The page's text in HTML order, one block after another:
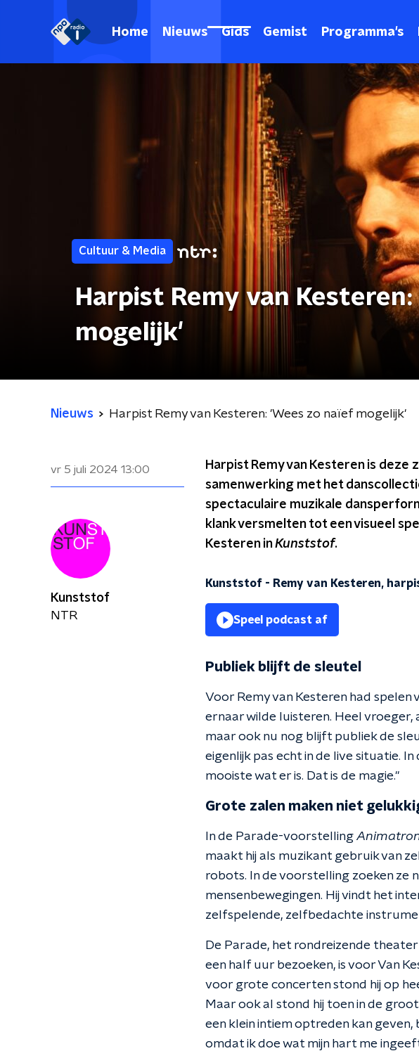
Home Nieuws Gids Gemist Programma's
Cultuur & Media
Harpist Remy van
mogelijk'
Nieuws Harpist Remy van Kesteren: 'Wees zo naïef mogelijk'
vr 5 juli 2024 13:00
Harpist Remy van Kesteren is
samenwerking met het
spectaculaire muzikale
klank versmelten tot een visueel
Kesteren inKunststof.
Kunststof - Remy van Kesteren,
Speel podcast af
Publiek blijft de sleutel
Voor Remy van Kesteren had spelen
ernaar wilde luisteren. Heel vroeger,
maar ook nu nog blijft publiek de
eigenlijk pas echt in de live situatie.
mooiste wat er is. Dat is de magie."
Grote zalen maken niet
In de Parade-voorstelling
maakt hij als muzikant gebruik van
robots. In de voorstelling zoeken ze
mensenbewegingen. Hij vindt het
zelfspelende, zelfbedachte
De Parade, het rondreizende
een half uur bezoeken, is voor Van
voor grote concerten stond hij op
Maar ook al stond hij toen in de
een klein intiem optreden kan
omdat ik doe wat mijn hart me
Kunststof
NTR